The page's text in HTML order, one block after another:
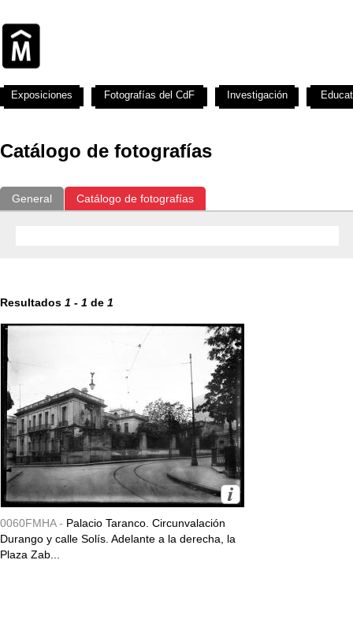
Catálogo de fotografías
General Catálogo de fotografías
Resultados 1 - 1 de 1
0060FMHA - Palacio Taranco. Circunvalación
Durango y calle Solís. Adelante a la derecha, la
Plaza Zab...
Exposiciones Fotografías del CdF Investigación